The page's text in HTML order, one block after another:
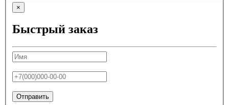
×
Быстрый заказ
Отправить